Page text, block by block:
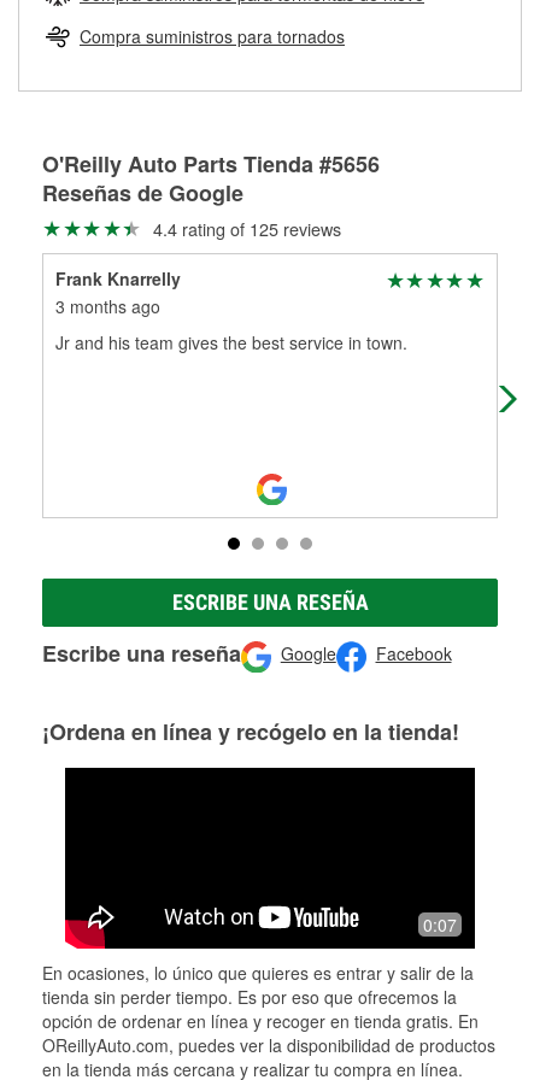
Herramientas de O'Reilly
pueden ser reutilizados, podemos ayudarte a encontrar las
partes de reemplazo correctas para tu reparación.
Rectificación de tambores y discos de freno
Compra suministros para tornados
O'Reilly Auto Parts Tienda #5656
Reseñas de Google
4.4 rating of 125 reviews
Frank Knarrelly
3 months ago
Jr and his team gives the best service in town.
ESCRIBE UNA RESEÑA
Escribe una reseña Google Facebook
¡Ordena en línea y recógelo en la tienda!
0:07
En ocasiones, lo único que quieres es entrar y salir de la
tienda sin perder tiempo. Es por eso que ofrecemos la
opción de ordenar en línea y recoger en tienda gratis. En
OReillyAuto.com, puedes ver la disponibilidad de productos
en la tienda más cercana y realizar tu compra en línea.